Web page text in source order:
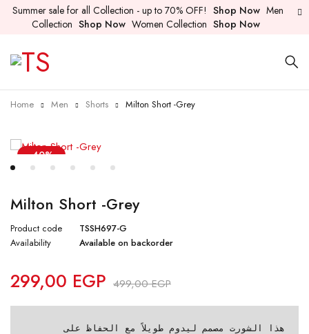
Summer sale for all Collection - up to 70% OFF! Shop Now Men
Collection Shop Now Women Collection Shop Now
Home Men Shorts Milton Short -Grey
-40%
Milton Short -Grey
Product code
TSSH697-G
Availability
Available on backorder
499,00EGP
299,00 EGP
هذا الشورت مصمم ليدوم طويلاً مع الحفاظ على